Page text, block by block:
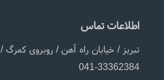
اطلاعات تماس
تبریز / خیابان راه آهن / روبروی
041-33362384